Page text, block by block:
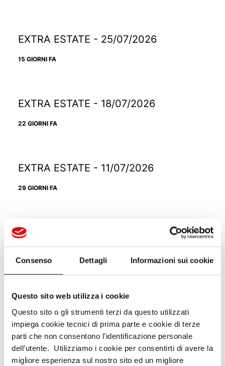
Consenso Dettagli Informazioni sui cookie
Questo sito web utilizza i cookie
Questo sito o gli strumenti terzi da questo utilizzati
impiega cookie tecnici di prima parte e cookie di terze
parti che non consentono l’identificazione personale
dell’utente. Utilizziamo i cookie per consentirti di avere la
migliore esperienza sul nostro sito ed un migliore
EXTRA ESTATE - 25/07/2026
15 GIORNI FA
EXTRA ESTATE - 18/07/2026
22 GIORNI FA
EXTRA ESTATE - 11/07/2026
29 GIORNI FA
EXTRA ESTATE - 04/07/2026
EXTRA ESTATE - 27/06/2026
1 MESE FA
EXTRA ESTATE - 20/06/2026